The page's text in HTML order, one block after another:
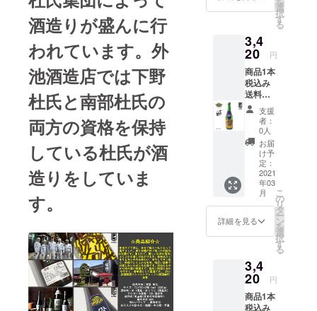
酒造りが盛んに行
われています。外
池酒造店では下野
杜氏と南部杜氏の
両方の資格を保持
している杜氏が酒
造りをしていま
す。
ロック
公開 味
プ：辛
口 オス
スメの
飲み
方：冷
／燗
1260(g)
米・米
こうじ
アル
コール
度数：
17度 成
分等 原
料米：
山田錦
精米歩
合：
55% 日
本酒度
：＋４
酸度：
味わい
マップ
ススメ
の飲み
方：ぬ
る燗・
地酒と
して親
しまれ
てきた
造り酒
屋で
す。 保
存方
法：常
温 製品
サイ
ズ:75×7
5×300
(mm)
1000(g)
原材
料：米
（国産
米） ア
ルコー
ル度
ズ と
「苗加
吟醸 玲
碧」と
のコラ
ボレー
ション
日本酒
です。
保存方
法：常
温 製品
サイ
ズ： 79
×79×28
7 (mm)
1300(g)
原材
料：米
じ（国
産米）
アル
コール
選
択
す
る
3,4
20 円
商品1本
税込み
送料込
み価格
+お礼の
メール
男子プ
ロバス
ケット
ボールB
リーグ
クラ
ブ・レ
バンガ
北海道
と「千
とのコ
ラボ
レー
ション
支援
者：
0人
お届
け予
定：
2021
年03
月
詳細を見る
こ
の
リ
タ
ー
ン
を
選
択
す
る
3,4
20 円
商品1本
税込み